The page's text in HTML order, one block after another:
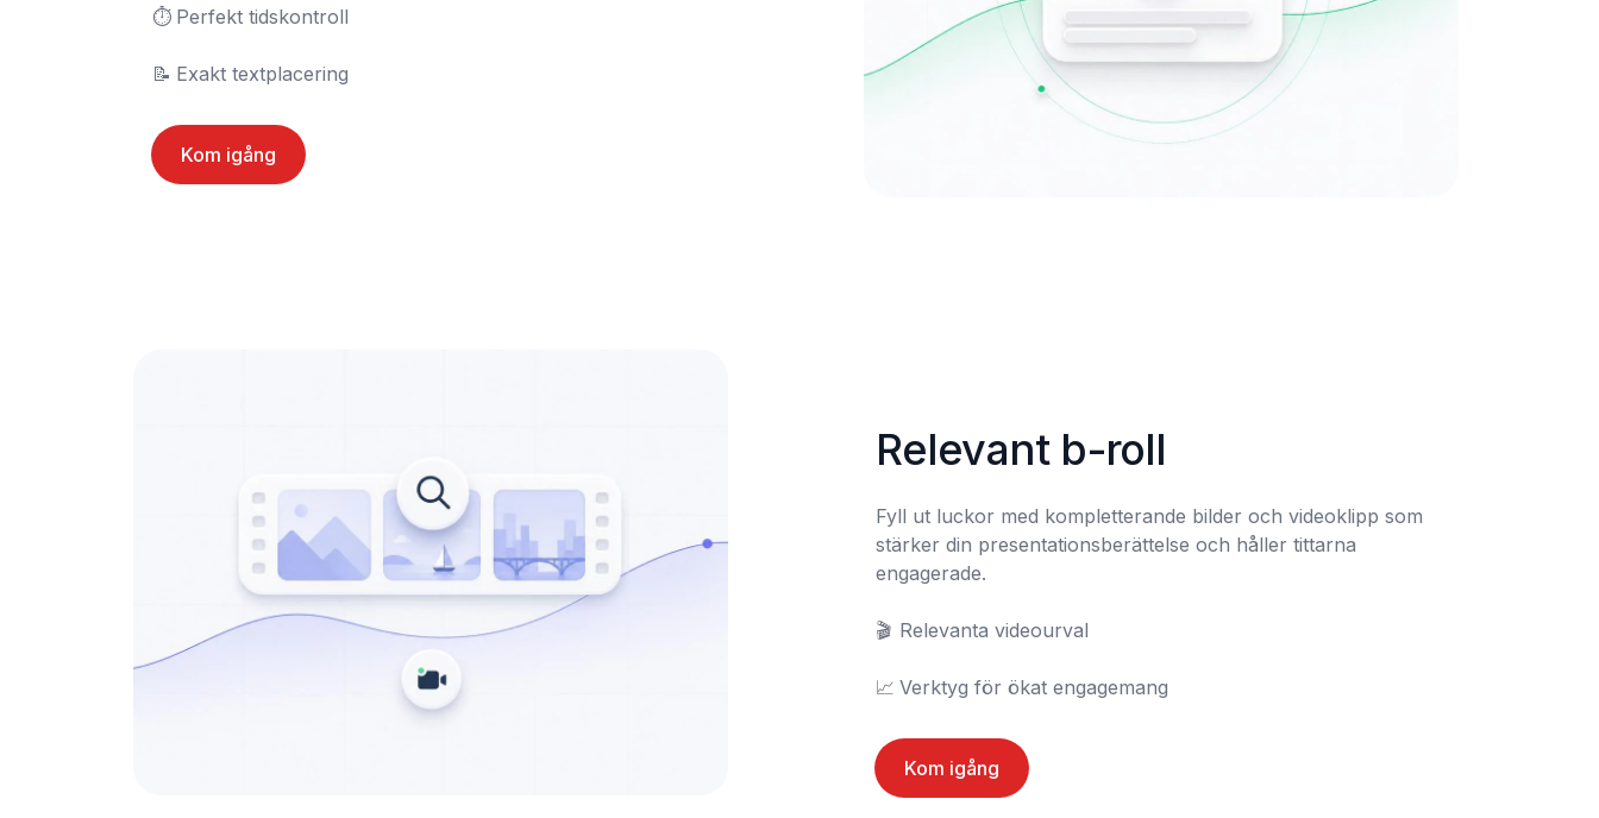
⏱️	Perfekt tidskontroll
📝	Exakt textplacering
Kom igång
Relevant b-roll
Fyll ut luckor med kompletterande bilder och videoklipp som
stärker din presentationsberättelse och håller tittarna
engagerade.
🎬	Relevanta videourval
📈	Verktyg för ökat engagemang
Kom igång